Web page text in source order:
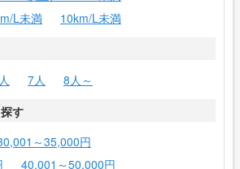
L未満
10km/L未満
7人
8人～
す
～35,000円
40,001～50,000円